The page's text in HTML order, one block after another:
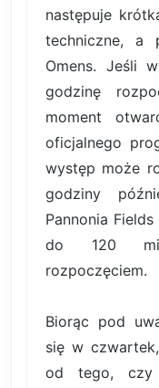
następuje
techniczne, a
Omens. Jeśli
godzinę
moment
oficjalnego
występ może
godziny
Pannonia
do 120
rozpoczęciem.
Biorąc pod
się w
od tego, czy